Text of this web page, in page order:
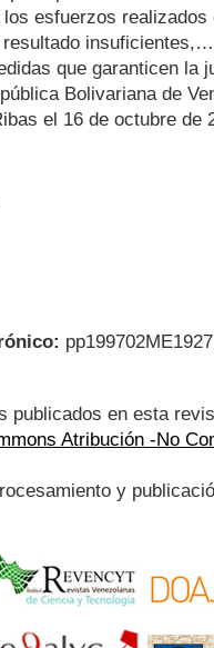
los esfuerzos
que garanticen la
Bolivariana de
el 16 de octubre de
publicados en esta
Atribución -No
y